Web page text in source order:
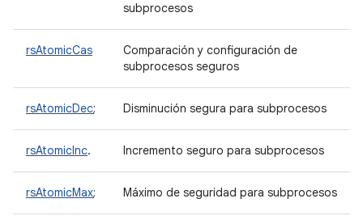
subprocesos
rsAtomicCas
Comparación y configuración de
subprocesos seguros
rsAtomicDec; Disminución segura para subprocesos
rsAtomicInc. Incremento seguro para subprocesos
rsAtomicMax; Máximo de seguridad para subprocesos